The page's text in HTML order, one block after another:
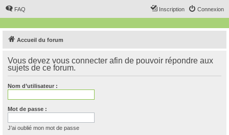
FAQ Connexion
Inscription
Accueil du forum
Vous devez vous connecter afin de pouvoir répondre aux
sujets de ce forum.
Nom d’utilisateur :
Mot de passe :
J’ai oublié mon mot de passe